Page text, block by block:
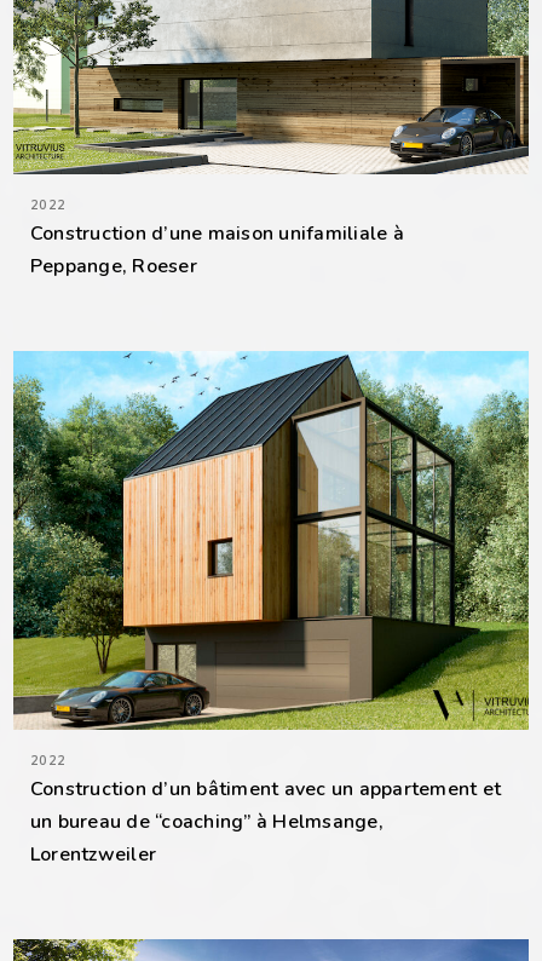
2022
Construction d’une maison unifamiliale à
Peppange, Roeser
2022
Construction d’un bâtiment avec un appartement et
un bureau de “coaching” à Helmsange,
Lorentzweiler